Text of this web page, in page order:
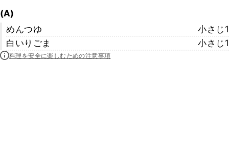
(A)
めんつゆ
小さじ1
白いりごま
小さじ1
料理を安全に楽しむための注意事項